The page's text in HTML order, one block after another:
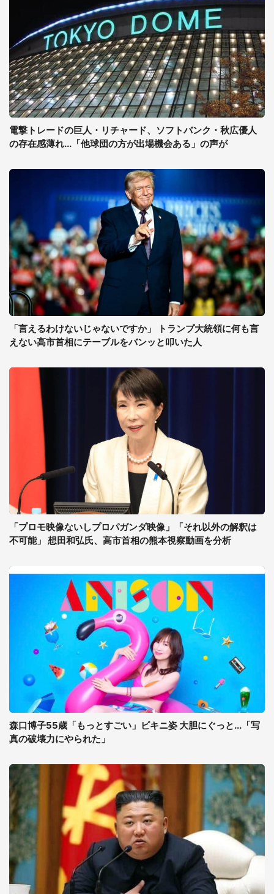
電撃トレードの巨人・リチャード、ソフトバンク・秋広優人
の存在感薄れ...「他球団の方が出場機会ある」の声が
「言えるわけないじゃないですか」 トランプ大統領に何も言
えない高市首相にテーブルをバンッと叩いた人
「プロモ映像ないしプロパガンダ映像」「それ以外の解釈は
不可能」 想田和弘氏、高市首相の熊本視察動画を分析
森口博子55歳「もっとすごい」ビキニ姿 大胆にぐっと...「写
真の破壊力にやられた」